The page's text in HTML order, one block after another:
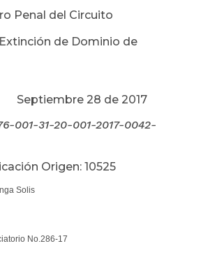
Penal del Circuito
de Dominio de
28 de 2017
001-31-20-001-2017-0042-
Origen: 10525
Solis
No.286-17